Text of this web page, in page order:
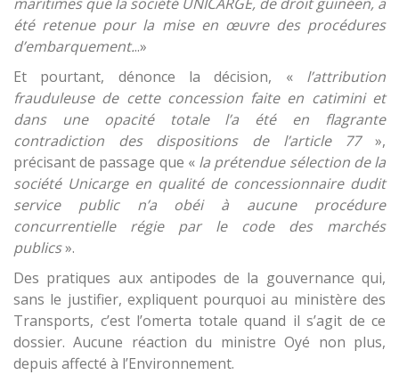
été retenue pour la mise en œuvre des procédures
d’embarquement...»
Et pourtant, dénonce la décision, « l’attribution
frauduleuse de cette concession faite en catimini et
dans une opacité totale l’a été en flagrante
contradiction des dispositions de l’article 77»,
précisant de passage que « la prétendue sélection de la
société Unicarge en qualité de concessionnaire dudit
service public n’a obéi à aucune procédure
concurrentielle régie par le code des marchés
publics».
Des pratiques aux antipodes de la gouvernance qui,
sans le justifier, expliquent pourquoi au ministère des
Transports, c’est l’omerta totale quand il s’agit de ce
dossier. Aucune réaction du ministre Oyé non plus,
depuis affecté à l’Environnement.